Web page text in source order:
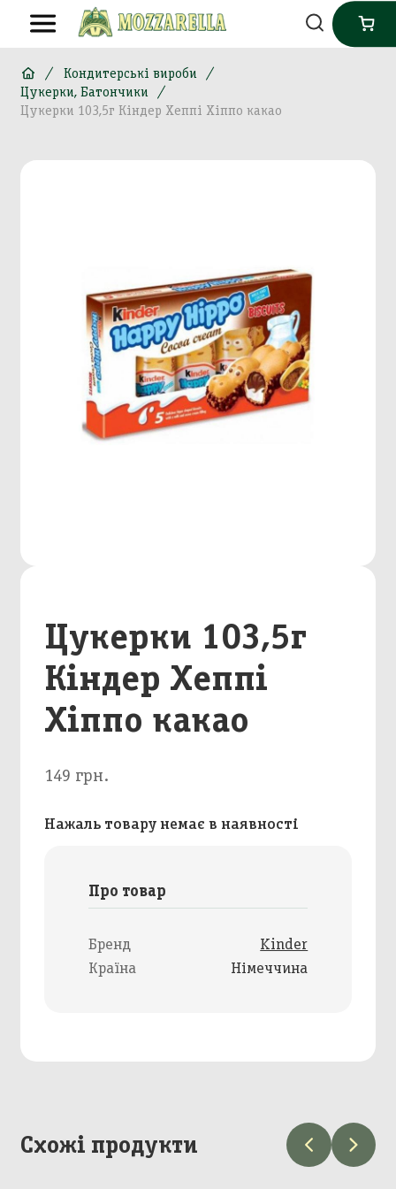
Кондитерські вироби
Цукерки, Батончики
Цукерки 103,5г Кіндер Хеппі Хіппо какао
Цукерки 103,5г
Кіндер Хеппі
Хіппо какао
149 грн.
Нажаль товару немає в наявності
Про товар
Бренд
Kinder
Країна
Німеччина
Схожі продукти